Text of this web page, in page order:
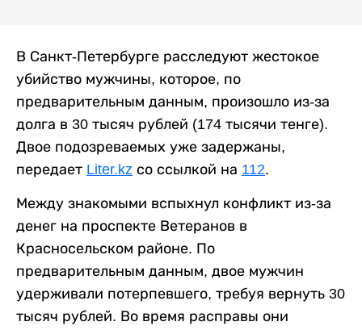
В Санкт-Петербурге расследуют жестокое
убийство мужчины, которое, по
предварительным данным, произошло из-за
долга в 30 тысяч рублей (174 тысячи тенге).
Двое подозреваемых уже задержаны,
передает Liter.kz со ссылкой на 112.
Между знакомыми вспыхнул конфликт из-за
денег на проспекте Ветеранов в
Красносельском районе. По
предварительным данным, двое мужчин
удерживали потерпевшего, требуя вернуть 30
тысяч рублей. Во время расправы они